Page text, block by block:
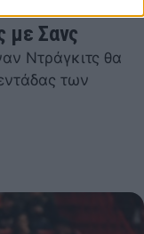
με Σανς
Ντράγκιτς θα
των